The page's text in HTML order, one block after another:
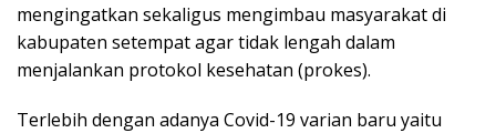
mengingatkan sekaligus mengimbau masyarakat di
kabupaten setempat agar tidak lengah dalam
menjalankan protokol kesehatan (prokes).
Terlebih dengan adanya Covid-19 varian baru yaitu